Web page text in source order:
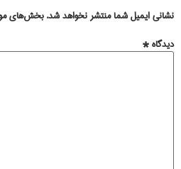
نشانی ایمیل شما منتشر نخواهد شد. بخش‌های
دیدگاه*